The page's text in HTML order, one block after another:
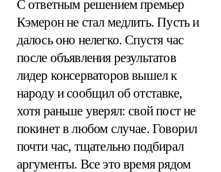
С ответным решением премьер
Кэмерон не стал медлить. Пусть и
далось оно нелегко. Спустя час
после объявления результатов
лидер консерваторов вышел к
народу и сообщил об отставке,
хотя раньше уверял: свой пост не
покинет в любом случае. Говорил
почти час, тщательно подбирал
аргументы. Все это время рядом